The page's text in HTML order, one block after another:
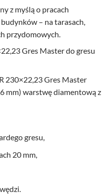
z myślą o pracach
– na tarasach,
przydomowych.
Gres Master do gresu
230×22,23 Gres Master
mm) warstwę diamentową z
gresu,
20 mm,